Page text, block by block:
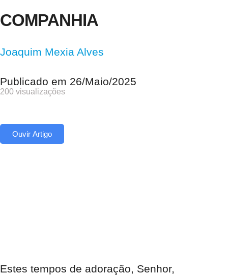
COMPANHIA
Joaquim Mexia Alves
Publicado em 26/Maio/2025
200 visualizações
Ouvir Artigo
Estes tempos de adoração, Senhor,